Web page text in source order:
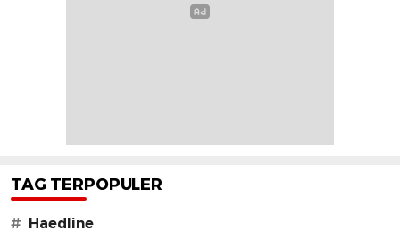
TAG TERPOPULER
#
Haedline